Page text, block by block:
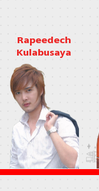
Rapeedech
Kulabusaya